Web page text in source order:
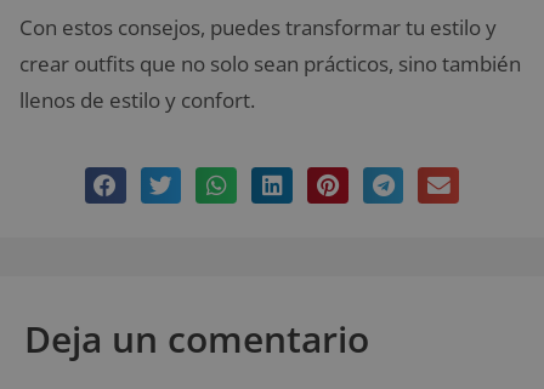
Con estos consejos, puedes transformar tu estilo y
crear outfits que no solo sean prácticos, sino también
llenos de estilo y confort.
Deja un comentario